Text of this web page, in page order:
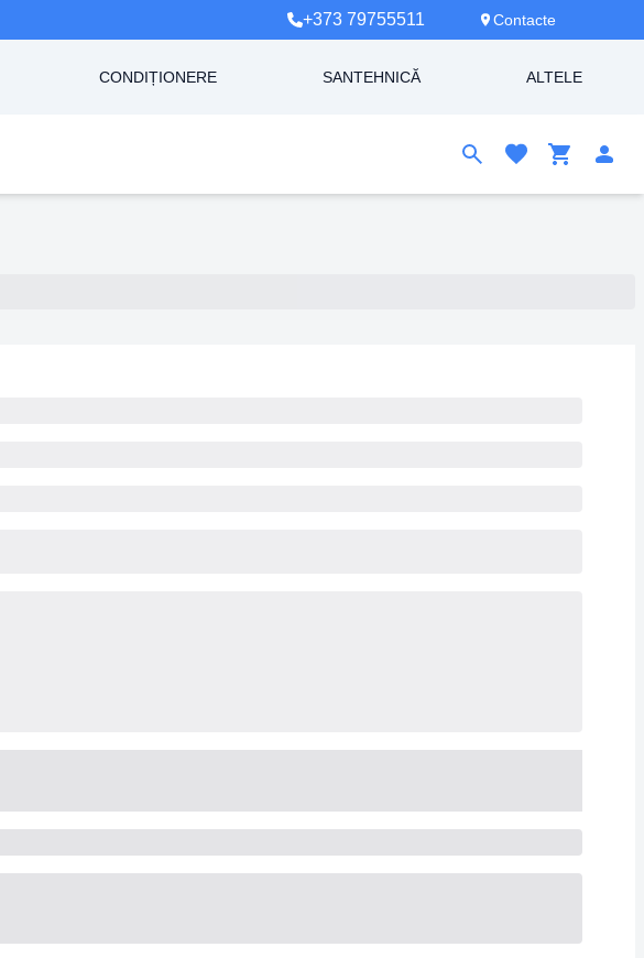
+373 79755511 Contacte
CONDIȚIONERE SANTEHNICĂ ALTELE